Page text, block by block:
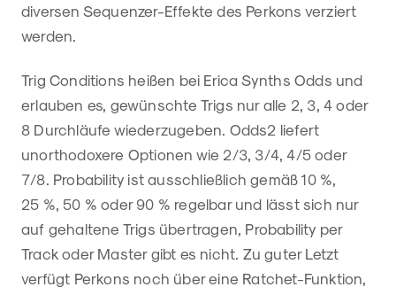
diversen Sequenzer-Effekte des Perkons verziert
werden.
Trig Conditions heißen bei Erica Synths Odds und
erlauben es, gewünschte Trigs nur alle 2, 3, 4 oder
8 Durchläufe wiederzugeben. Odds2 liefert
unorthodoxere Optionen wie 2/3, 3/4, 4/5 oder
7/8. Probability ist ausschließlich gemäß 10 %,
25 %, 50 % oder 90 % regelbar und lässt sich nur
auf gehaltene Trigs übertragen, Probability per
Track oder Master gibt es nicht. Zu guter Letzt
verfügt Perkons noch über eine Ratchet-Funktion,